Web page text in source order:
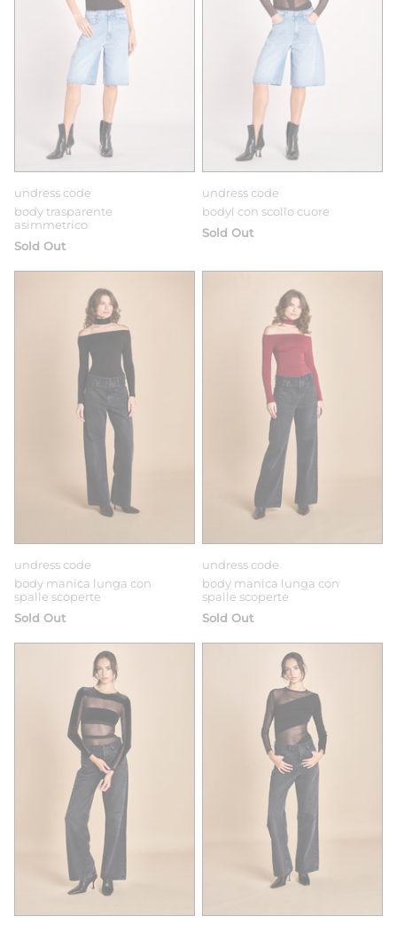
undress code
body trasparente
asimmetrico
Sold Out
undress code
bodyl con scollo cuore
Sold Out
undress code
body manica lunga con
spalle scoperte
Sold Out
undress code
body manica lunga con
spalle scoperte
Sold Out